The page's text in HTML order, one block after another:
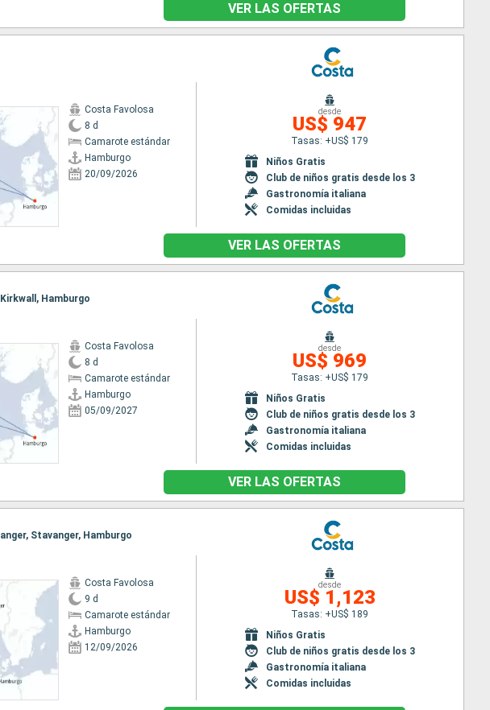
VER LAS OFERTAS
Costa Favolosa
8 d
Camarote estándar
Hamburgo
20/09/2026
desde
US$ 947
Tasas: +US$ 179
Niños Gratis
Club de niños gratis desde los 3
Gastronomía italiana
Comidas incluidas
VER LAS OFERTAS
Hamburgo
Costa Favolosa
8 d
Camarote estándar
Hamburgo
05/09/2027
desde
US$ 969
Tasas: +US$ 179
Niños Gratis
Club de niños gratis desde los 3
Gastronomía italiana
Comidas incluidas
VER LAS OFERTAS
Stavanger, Hamburgo
Costa Favolosa
9 d
Camarote estándar
Hamburgo
12/09/2026
desde
US$ 1,123
Tasas: +US$ 189
Niños Gratis
Club de niños gratis desde los 3
Gastronomía italiana
Comidas incluidas